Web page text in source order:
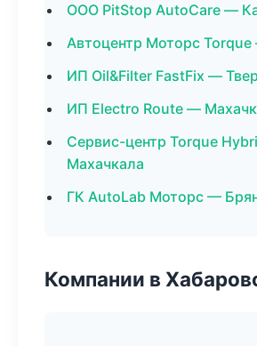
ООО PitStop AutoCare —
Автоцентр Моторс
ИП Oil&Filter FastFix —
ИП Electro Route —
Сервис-центр Torque
Махачкала
ГК AutoLab Моторс —
Компании в